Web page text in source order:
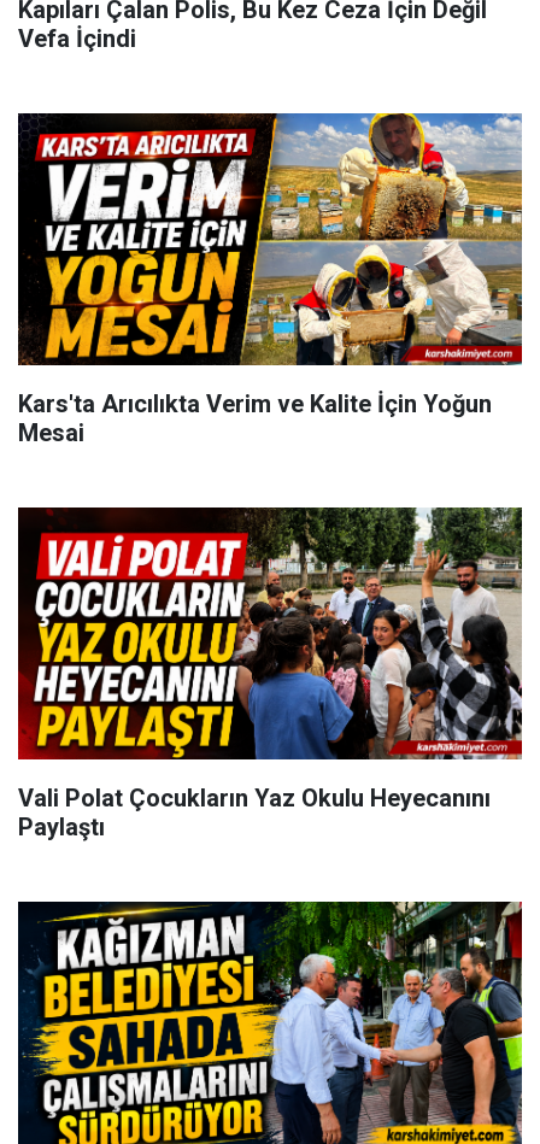
Kapıları Çalan Polis, Bu Kez Ceza İçin Değil
Vefa İçindi
Kars'ta Arıcılıkta Verim ve Kalite İçin Yoğun
Mesai
Vali Polat Çocukların Yaz Okulu Heyecanını
Paylaştı